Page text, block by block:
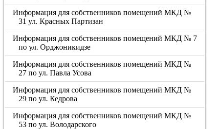
Информация для собственников помещений МКД №
31 ул. Красных Партизан
Информация для собственников помещений МКД № 7
по ул. Орджоникидзе
Информация для собственников помещений МКД №
27 по ул. Павла Усова
Информация для собственников помещений МКД №
29 по ул. Кедрова
Информация для собственников помещений МКД №
53 по ул. Володарского